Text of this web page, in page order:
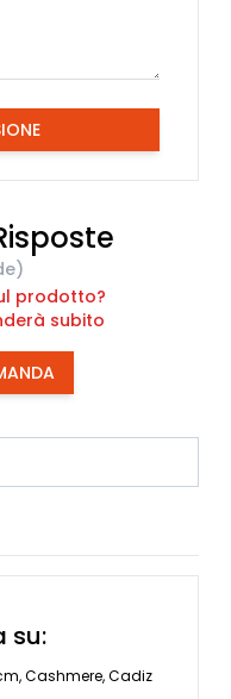
prodotto?
subito
su:
Cashmere, Cadiz